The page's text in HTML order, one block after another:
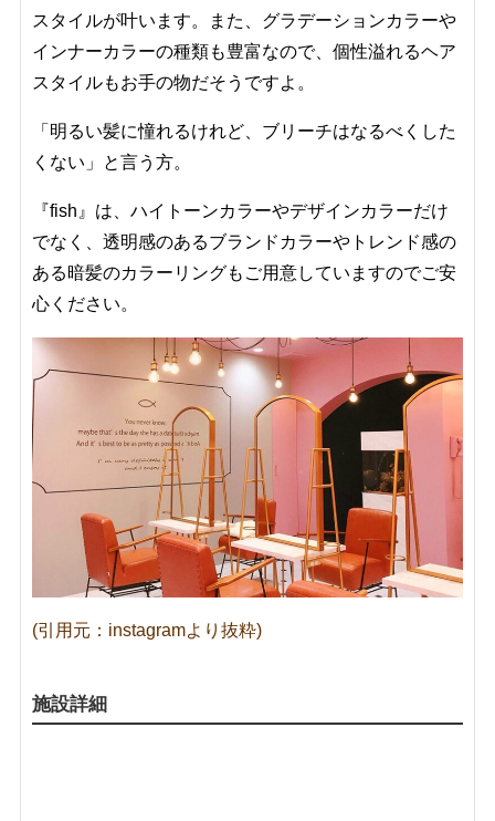
スタイルが叶います。また、グラデーションカラーや
インナーカラーの種類も豊富なので、個性溢れるヘア
スタイルもお手の物だそうですよ。
「明るい髪に憧れるけれど、ブリーチはなるべくした
くない」と言う方。
『fish』は、ハイトーンカラーやデザインカラーだけ
でなく、透明感のあるブランドカラーやトレンド感の
ある暗髪のカラーリングもご用意していますのでご安
心ください。
(引用元：instagramより抜粋)
施設詳細